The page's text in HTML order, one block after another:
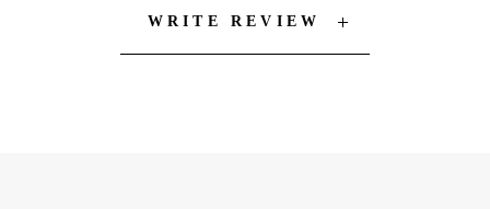
WRITE REVIEW